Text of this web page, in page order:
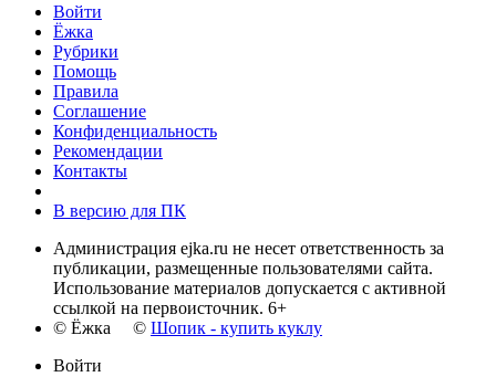
Войти
Ёжка
Рубрики
Помощь
Правила
Соглашение
Конфиденциальность
Рекомендации
Контакты
В версию для ПК
Администрация ejka.ru не несет ответственность за
публикации, размещенные пользователями сайта.
Использование материалов допускается с активной
ссылкой на первоисточник. 6+
© Ёжка © Шопик - купить куклу
Войти